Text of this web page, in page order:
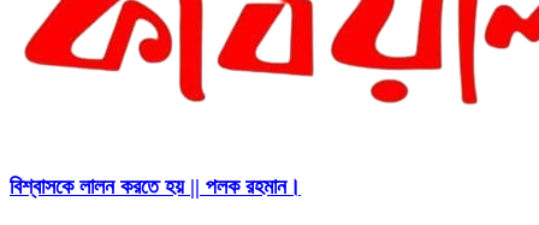
বিশ্বাসকে লালন করতে হয় || পলক রহমান।